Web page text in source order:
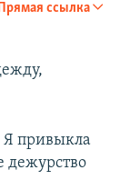
ссылка
Я привыкла
дежурство